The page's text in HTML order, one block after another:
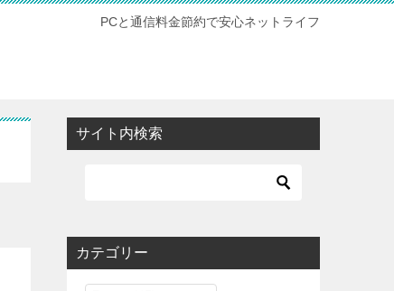
PCと通信料金節約で安心ネットライフ
サイト内検索
カテゴリー